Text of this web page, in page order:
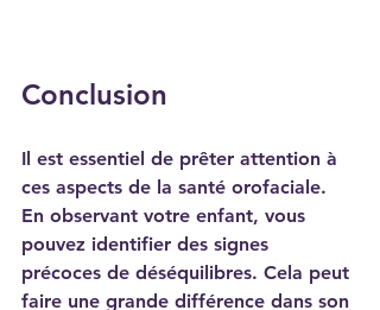
Conclusion
Il est essentiel de prêter attention à
ces aspects de la santé orofaciale.
En observant votre enfant, vous
pouvez identifier des signes
précoces de déséquilibres. Cela peut
faire une grande différence dans son